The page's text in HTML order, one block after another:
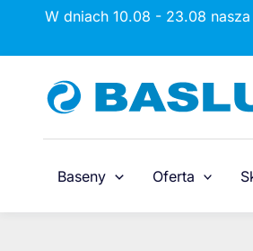
Przejdź
treści
W dniach 10.08 - 23.08
Baseny Oferta